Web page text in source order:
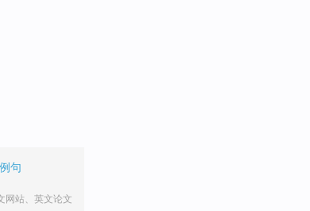
句
网站、英文论文